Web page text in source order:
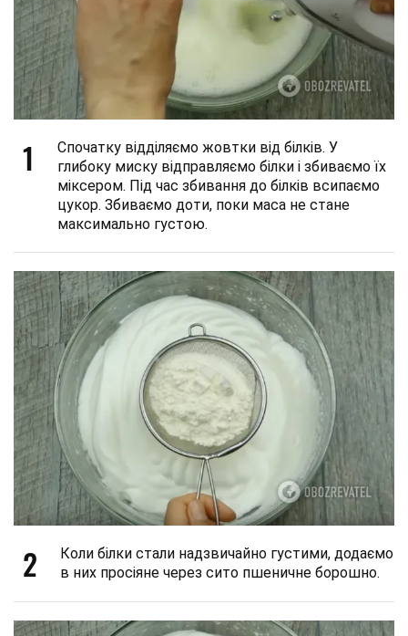
1
Спочатку відділяємо жовтки від білків. У
глибоку миску відправляємо білки і збиваємо їх
міксером. Під час збивання до білків всипаємо
цукор. Збиваємо доти, поки маса не стане
максимально густою.
2
Коли білки стали надзвичайно густими, додаємо
в них просіяне через сито пшеничне борошно.